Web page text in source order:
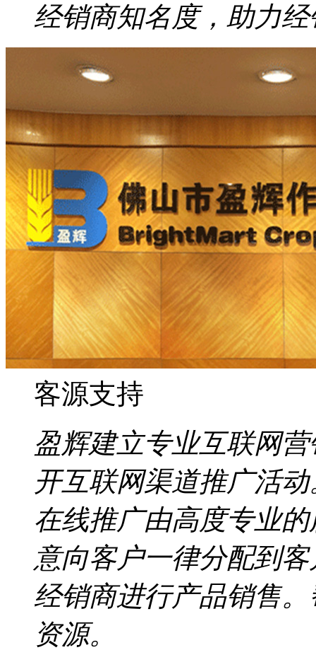
经销商知名度，助力
客源支持
盈辉建立专业互联网
开互联网渠道推广活动
在线推广由高度专业
意向客户一律分配到
经销商进行产品销售
资源。